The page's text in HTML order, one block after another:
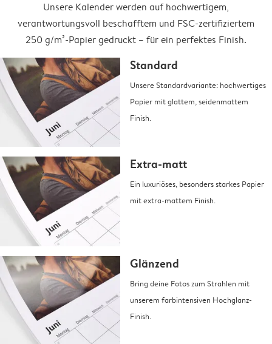
Unsere Kalender werden auf hochwertigem,
verantwortungsvoll beschafftem und FSC-zertifiziertem
250 g/m²-Papier gedruckt – für ein perfektes Finish.
Standard
Unsere Standardvariante: hochwertiges
Papier mit glattem, seidenmattem
Finish.
Extra-matt
Ein luxuriöses, besonders starkes Papier
mit extra-mattem Finish.
Glänzend
Bring deine Fotos zum Strahlen mit
unserem farbintensiven Hochglanz-
Finish.